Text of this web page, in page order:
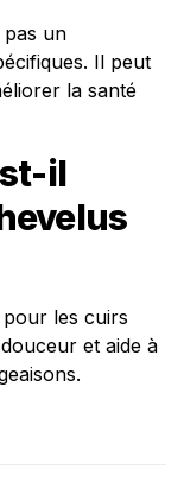
un
Il peut
la santé
il
les cuirs
et aide à